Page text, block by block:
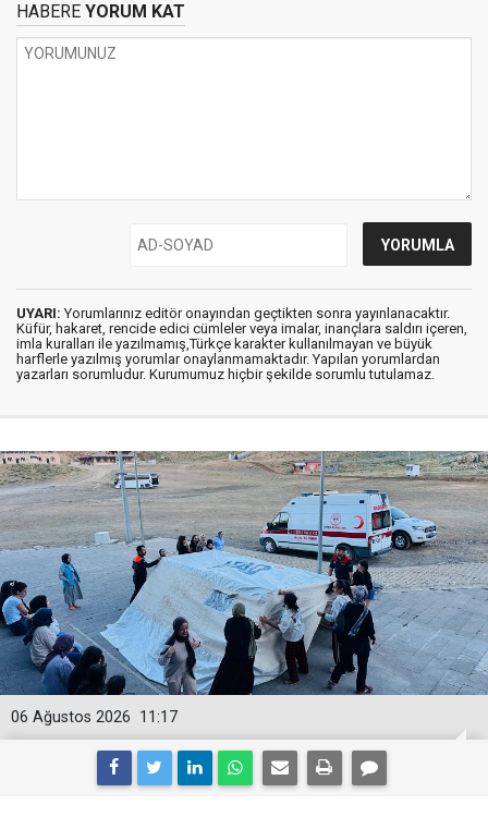
HABERE YORUM KAT
UYARI: Yorumlarınız editör onayından geçtikten sonra yayınlanacaktır.
Küfür, hakaret, rencide edici cümleler veya imalar, inançlara saldırı içeren,
imla kuralları ile yazılmamış,Türkçe karakter kullanılmayan ve büyük
harflerle yazılmış yorumlar onaylanmamaktadır. Yapılan yorumlardan
yazarları sorumludur. Kurumumuz hiçbir şekilde sorumlu tutulamaz.
11:17
06 Ağustos 2026